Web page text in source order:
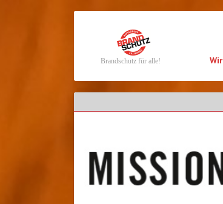
Brandschutz für alle!
Navigation
Wir
Navigation
überspringen